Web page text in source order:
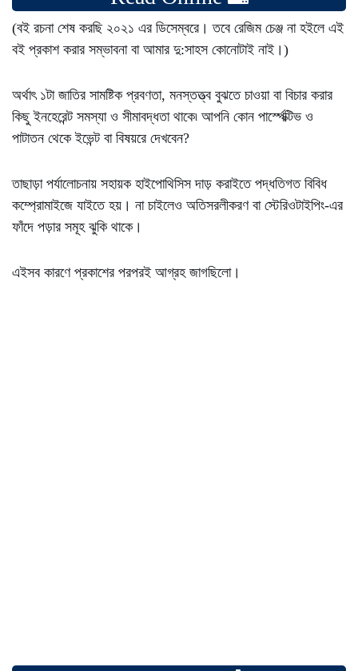
(বই রচনা শেষ করছি ২০২১ এর ডিসেম্বরে। তবে রেজিম চেঞ্জ না হইলে এই
বই প্রকাশ করার সম্ভাবনা বা আমার দু:সাহস কোনোটাই নাই।)
অর্থাৎ ১টা জাতির সামষ্টিক প্রবণতা, মনস্তত্ত্ব বুঝতে চাওয়া বা বিচার করার
কিছু ইনহেরেন্ট সমস্যা ও সীমাবদ্ধতা থাকে৷ আপনি কোন পার্স্পেক্টিভ ও
পাটাতন থেকে ইভেন্ট বা বিষয়রে দেখবেন?
তাছাড়া পর্যালোচনায় সহায়ক হাইপোথিসিস দাড় করাইতে পদ্ধতিগত বিবিধ
কম্প্রোমাইজে যাইতে হয়। না চাইলেও অতিসরলীকরণ বা স্টেরিওটাইপিং-এর
ফাঁদে পড়ার সমূহ ঝুকি থাকে।
এইসব কারণে প্রকাশের পরপরই আগ্রহ জাগছিলো।